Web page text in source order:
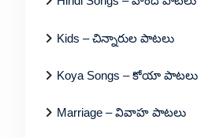
Kids – చిన్నారుల పాటలు
Koya Songs – కోయా పాటలు
Marriage – వివాహ పాటలు